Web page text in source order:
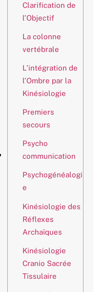
Clarification de
l’Objectif
La colonne
vertébrale
L’intégration de
l’Ombre par la
Kinésiologie
Premiers
secours
Psycho
communication
Psychogénéalogi
e
Kinésiologie des
Réflexes
Archaïques
Kinésiologie
Cranio Sacrée
Tissulaire